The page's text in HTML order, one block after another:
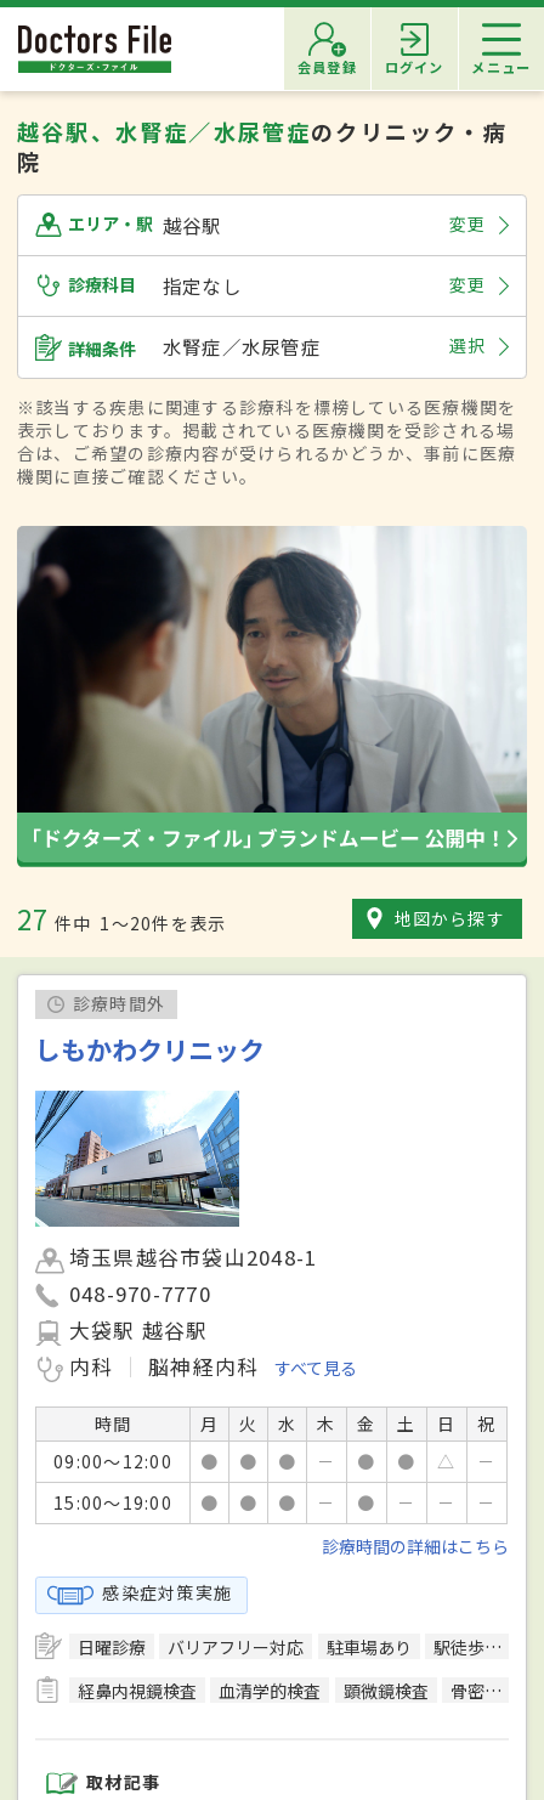
会員登録 ログイン メニュー
越谷駅、水腎症／水尿管症のクリニック・病
院
エリア・駅 越谷駅 変更
診療科目 指定なし 変更
詳細条件 水腎症／水尿管症 選択
※該当する疾患に関連する診療科を標榜している医療機関を
表示しております。掲載されている医療機関を受診される場
合は、ご希望の診療内容が受けられるかどうか、事前に医療
機関に直接ご確認ください。
27 件中 1〜20件を表示 地図から探す
診療時間外
しもかわクリニック
埼玉県越谷市袋山2048-1
048-970-7770
大袋駅 越谷駅
内科
脳神経内科 すべて見る
時間 月 火 水 木 金 土 日
祝
09:00～12:00
● ● ● － ● ● △
－
15:00～19:00
● ● ● － ● － －
－
診療時間の詳細はこちら
感染症対策実施
日曜診療 バリアフリー対応 駐車場あり
駅徒歩5分圏内
経鼻内視鏡検査
血清学的検査 顕微鏡検査 骨密度検査
取材記事